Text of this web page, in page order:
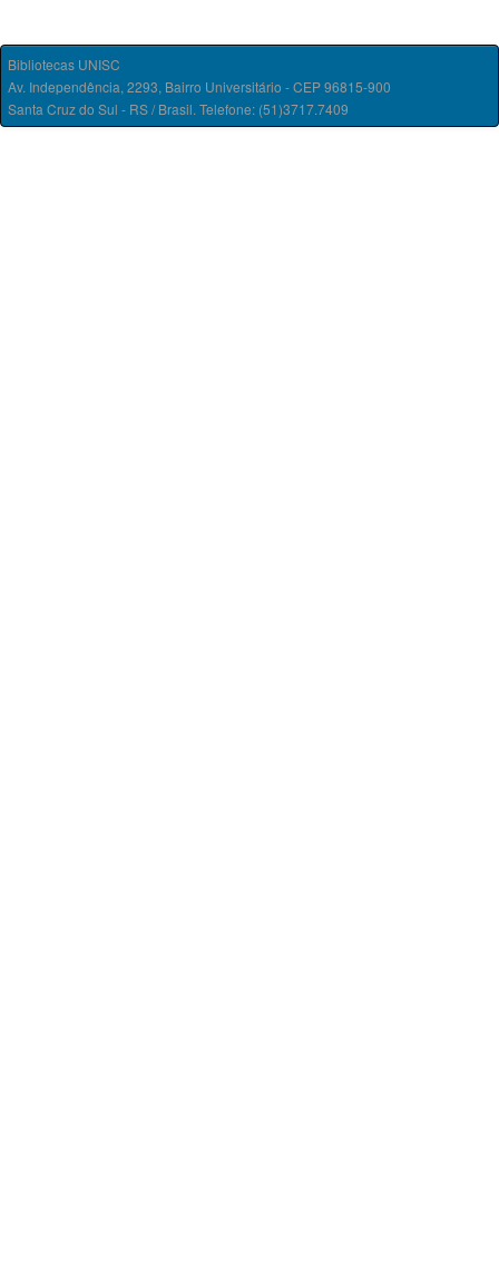
Bibliotecas UNISC
Av. Independência, 2293, Bairro Universitário - CEP 96815-900
Santa Cruz do Sul - RS / Brasil. Telefone: (51)3717.7409